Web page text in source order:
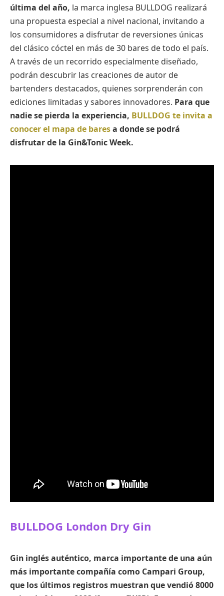
última del año, la marca inglesa BULLDOG realizará
una propuesta especial a nivel nacional, invitando a
los consumidores a disfrutar de reversiones únicas
del clásico cóctel en más de 30 bares de todo el país.
A través de un recorrido especialmente diseñado,
podrán descubrir las creaciones de autor de
bartenders destacados, quienes sorprenderán con
ediciones limitadas y sabores innovadores. Para que
nadie se pierda la experiencia, BULLDOG te invita a
conocer el mapa de baresa donde se podrá
disfrutar de la Gin&Tonic Week.
BULLDOG London Dry Gin
Gin inglés auténtico, marca importante de una aún
más importante compañía como Campari Group,
que los últimos registros muestran que vendió 8000